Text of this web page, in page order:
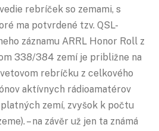
rebríček so zemami, s
ma potvrdené tzv. QSL-
záznamu ARRL Honor Roll z
338/384 zemí je približne na
rebríčku z celkového
aktívnych rádioamatérov
zemí, zvyšok k počtu
– na závěr už jen ta známá